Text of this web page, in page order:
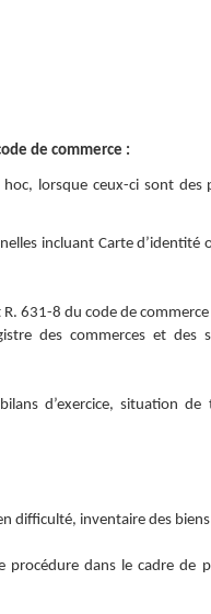
de commerce :
lorsque ceux-ci sont des
incluant Carte d’identité
631-8 du code de commerce
des commerces et des
d’exercice, situation de
difficulté, inventaire des
procédure dans le cadre de